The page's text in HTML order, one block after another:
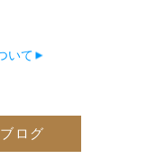
いて
ブログ